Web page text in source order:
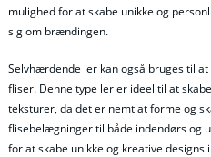
mulighed for at skabe unikke og
sig om brændingen.
Selvhærdende ler kan også bruges til
fliser. Denne type ler er ideel til at
teksturer, da det er nemt at forme og
flisebelægninger til både indendørs og
for at skabe unikke og kreative designs